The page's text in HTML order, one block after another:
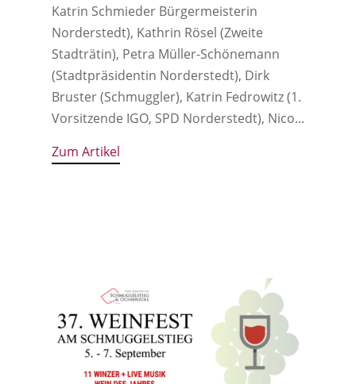
Katrin Schmieder Bürgermeisterin
Norderstedt), Kathrin Rösel (Zweite
Stadträtin), Petra Müller-Schönemann
(Stadtpräsidentin Norderstedt), Dirk
Bruster (Schmuggler), Katrin Fedrowitz (1.
Vorsitzende IGO, SPD Norderstedt), Nico...
Zum Artikel